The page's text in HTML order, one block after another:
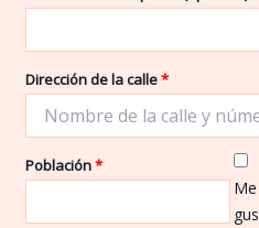
Dirección de la calle*
Población*
Me
gus